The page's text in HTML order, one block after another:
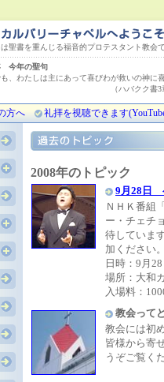
聖書を重んじる福音的プロテスタント教会
今年の聖句
、わたしは主にあって喜びわが救いの神に
バクク書3章18
方へ 礼拝を視聴できます
2008年のトピック
9月28日
ＮＨＫ番組
ー・チェチ
待していま
加ください
日時：9月
場所：大和
入場料：
教会って
教会には初
皆様から寄
うぞご覧く